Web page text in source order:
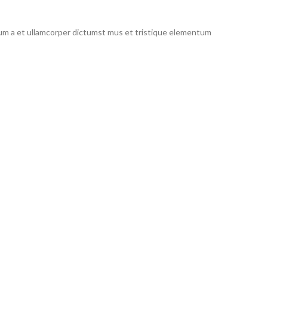
a et ullamcorper dictumst mus et tristique elementum